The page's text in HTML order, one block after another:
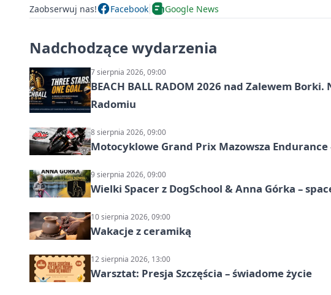
Zaobserwuj nas! Facebook Google News
Nadchodzące wydarzenia
7 sierpnia 2026, 09:00
BEACH BALL RADOM 2026 nad Zalewem
Radomiu
8 sierpnia 2026, 09:00
Motocyklowe Grand Prix Mazowsza Endurance
9 sierpnia 2026, 09:00
Wielki Spacer z DogSchool & Anna Górka –
10 sierpnia 2026, 09:00
Wakacje z ceramiką
12 sierpnia 2026, 13:00
Warsztat: Presja Szczęścia – świadome życie